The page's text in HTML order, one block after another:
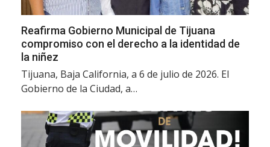
Reafirma Gobierno Municipal de Tijuana
compromiso con el derecho a la identidad de
la niñez
Tijuana, Baja California, a 6 de julio de 2026. El
Gobierno de la Ciudad, a…